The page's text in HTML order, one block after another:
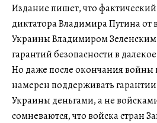
Издание пишет, что фактический
диктатора Владимира Путина от
Украины Владимиром Зеленским
гарантий безопасности в
Но даже после окончания войны
намерен поддерживать гарантии
Украины деньгами, а не
сомневаются, что войска стран